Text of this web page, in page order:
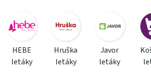
HEBE
letáky
Hruška
letáky
Javor
letáky